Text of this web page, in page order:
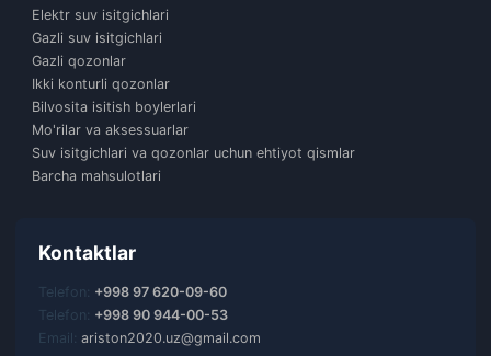
Elektr suv isitgichlari
Gazli suv isitgichlari
Gazli qozonlar
Ikki konturli qozonlar
Bilvosita isitish boylerlari
Mo'rilar va aksessuarlar
Suv isitgichlari va qozonlar uchun ehtiyot qismlar
Barcha mahsulotlari
Kontaktlar
Telefon: +998 97 620-09-60
Telefon: +998 90 944-00-53
Email: ariston2020.uz@gmail.com